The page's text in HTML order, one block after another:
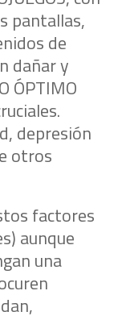
pantallas,
de
dañar y
ÓPTIMO
depresión
otros
factores
aunque
una